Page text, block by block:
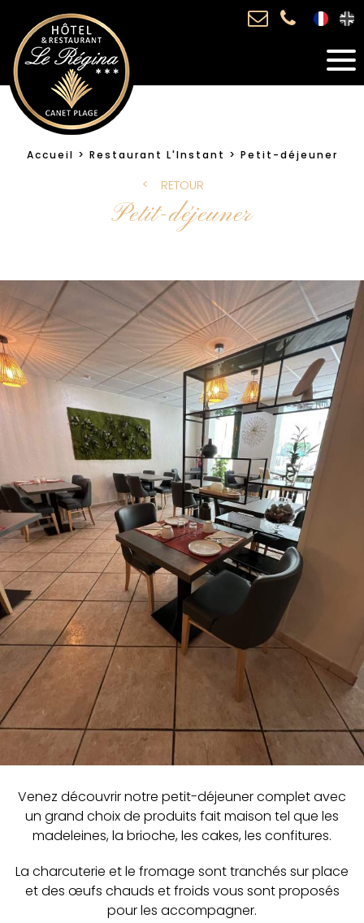
Accueil Restaurant L'Instant Petit-déjeuner
RETOUR
Petit-déjeuner
Venez découvrir notre petit-déjeuner complet avec
un grand choix de produits fait maison tel que les
madeleines, la brioche, les cakes, les confitures.
La charcuterie et le fromage sont tranchés sur place
et des œufs chauds et froids vous sont proposés
pour les accompagner.